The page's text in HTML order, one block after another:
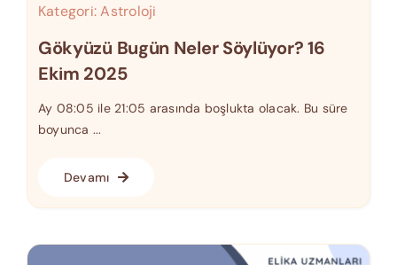
Kategori:Astroloji
Gökyüzü Bugün Neler Söylüyor? 16
Ekim 2025
Ay 08:05 ile 21:05 arasında boşlukta olacak. Bu süre
boyunca ...
Devamı